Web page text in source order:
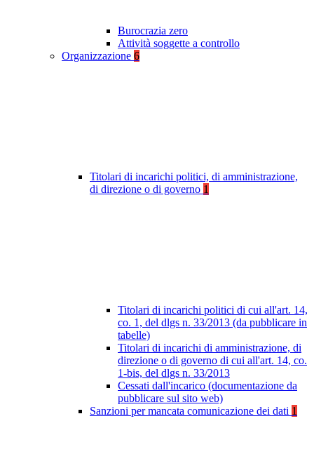
Burocrazia zero
Attività soggette a controllo
Organizzazione 6
Titolari di incarichi politici, di amministrazione,
di direzione o di governo 1
Titolari di incarichi politici di cui all'art. 14,
co. 1, del dlgs n. 33/2013 (da pubblicare in
tabelle)
Titolari di incarichi di amministrazione, di
direzione o di governo di cui all'art. 14, co.
1-bis, del dlgs n. 33/2013
Cessati dall'incarico (documentazione da
pubblicare sul sito web)
Sanzioni per mancata comunicazione dei dati 1